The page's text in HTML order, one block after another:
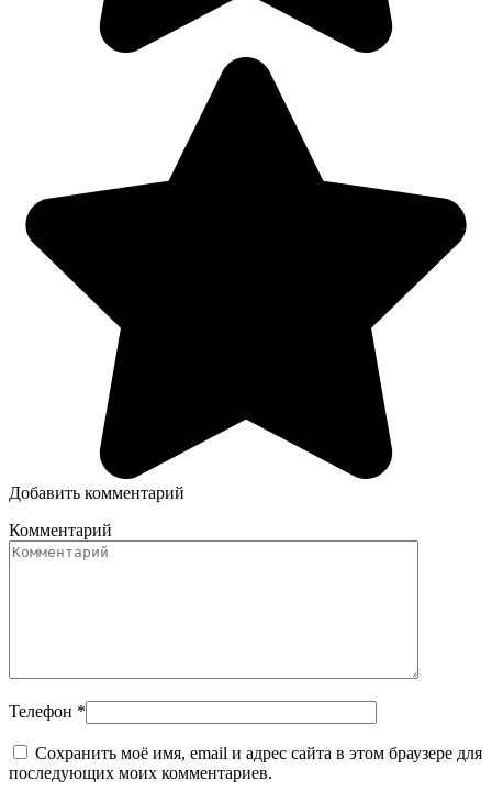
Добавить комментарий
Комментарий
Телефон *
Сохранить моё имя, email и адрес сайта в этом браузере для
последующих моих комментариев.